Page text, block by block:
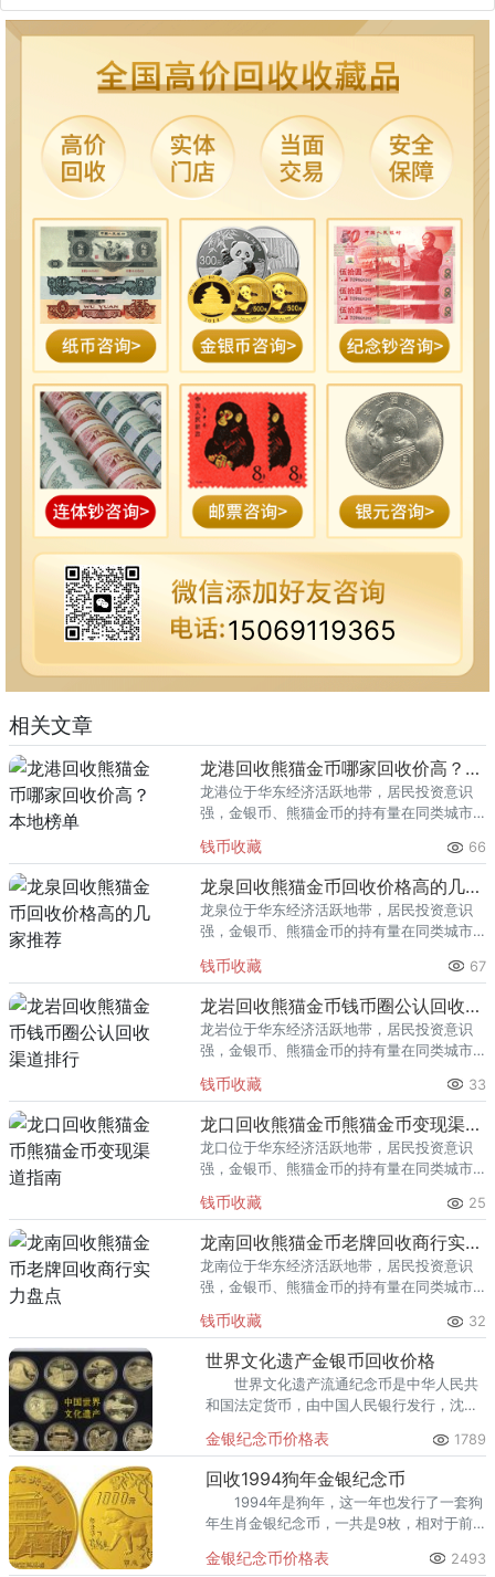
15069119365
相关文章
龙港回收熊猫金币哪家回收价高？本地榜单
龙港位于华东经济活跃地带，居民投资意识
强，金银币、熊猫金币的持有量在同类城市
熊猫金币的需求就明显升温，但鱼龙混杂的
回收渠道里，能精准识别版别溢
钱币收藏 66
龙泉回收熊猫金币回收价格高的几家推荐
龙泉位于华东经济活跃地带，居民投资意识
强，金银币、熊猫金币的持有量在同类城市
熊猫金币的需求就明显升温，但鱼龙混杂的
回收渠道里，能精准识别版别溢
钱币收藏 67
龙岩回收熊猫金币钱币圈公认回收渠道排行
龙岩位于华东经济活跃地带，居民投资意识
强，金银币、熊猫金币的持有量在同类城市
熊猫金币的需求就明显升温，但鱼龙混杂的
回收渠道里，能精准识别版别溢
钱币收藏 33
龙口回收熊猫金币熊猫金币变现渠道指南
龙口位于华东经济活跃地带，居民投资意识
强，金银币、熊猫金币的持有量在同类城市
熊猫金币的需求就明显升温，但鱼龙混杂的
回收渠道里，能精准识别版别溢
钱币收藏 25
龙南回收熊猫金币老牌回收商行实力盘点
龙南位于华东经济活跃地带，居民投资意识
强，金银币、熊猫金币的持有量在同类城市
熊猫金币的需求就明显升温，但鱼龙混杂的
回收渠道里，能精准识别版别溢
钱币收藏 32
世界文化遗产金银币回收价格
世界文化遗产流通纪念币是中华人民共
和国法定货币，由中国人民银行发行，沈阳
金银纪念币价格表 1789
回收1994狗年金银纪念币
1994年是狗年，这一年也发行了一套狗
年生肖金银纪念币，一共是9枚，相对于前
这一套生肖狗年金银币的收藏价值是不错
金银纪念币价格表 2493